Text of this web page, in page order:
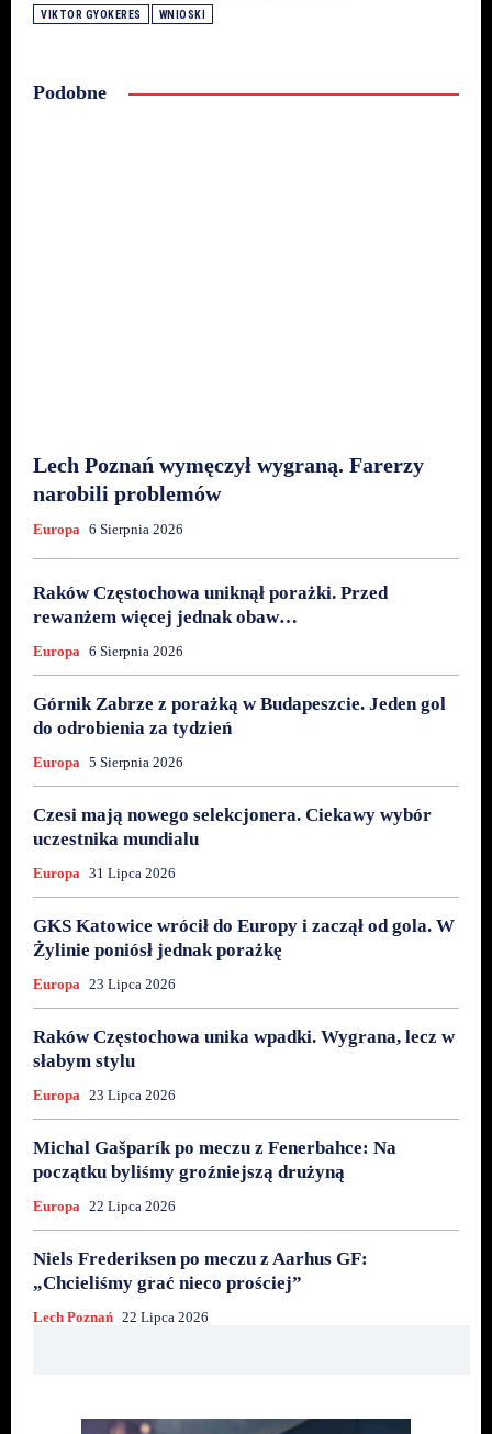
VIKTOR GYOKERES WNIOSKI
Podobne
Lech Poznań wymęczył wygraną. Farerzy
narobili problemów
Europa 6 Sierpnia 2026
Raków Częstochowa uniknął porażki. Przed
rewanżem więcej jednak obaw…
Europa 6 Sierpnia 2026
Górnik Zabrze z porażką w Budapeszcie. Jeden gol
do odrobienia za tydzień
Europa 5 Sierpnia 2026
Czesi mają nowego selekcjonera. Ciekawy wybór
uczestnika mundialu
Europa 31 Lipca 2026
GKS Katowice wrócił do Europy i zaczął od gola. W
Żylinie poniósł jednak porażkę
Europa 23 Lipca 2026
Raków Częstochowa unika wpadki. Wygrana, lecz w
słabym stylu
Europa 23 Lipca 2026
Michal Gašparík po meczu z Fenerbahce: Na
początku byliśmy groźniejszą drużyną
Europa 22 Lipca 2026
Niels Frederiksen po meczu z Aarhus GF:
„Chcieliśmy grać nieco prościej”
Lech Poznań 22 Lipca 2026